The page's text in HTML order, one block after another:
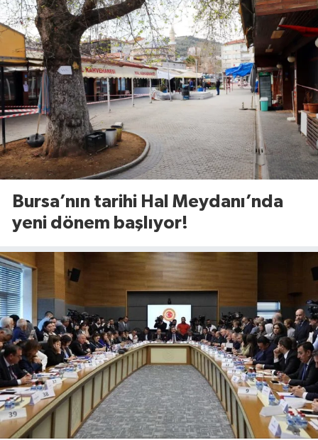
Bursa’nın tarihi Hal Meydanı’nda
yeni dönem başlıyor!